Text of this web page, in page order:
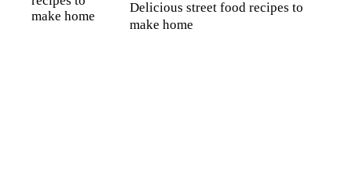
Delicious street food recipes to
make home